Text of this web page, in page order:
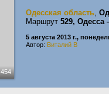
454
Одесская область,
Маршрут 529,
5 августа 2013 г.,
Автор: Виталий В